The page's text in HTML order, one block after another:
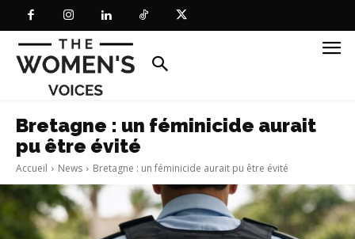
Bretagne : un féminicide aurait
pu être évité
Accueil News Bretagne : un féminicide aurait pu être évité